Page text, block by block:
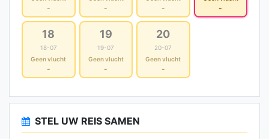
- - - -
18
18-07
Geen vlucht
-
19
19-07
Geen vlucht
-
20
20-07
Geen vlucht
-
STEL UW REIS SAMEN